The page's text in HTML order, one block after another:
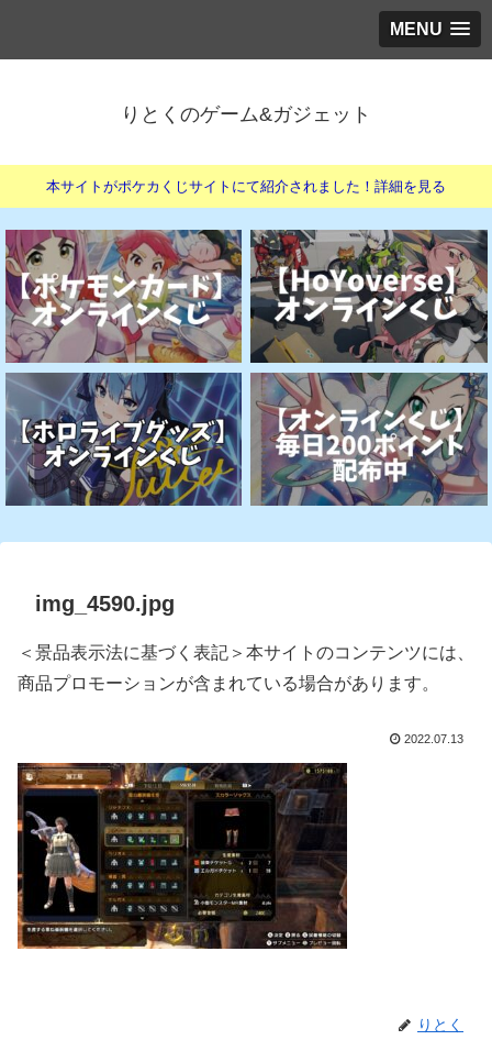
MENU
りとくのゲーム&ガジェット
本サイトがポケカくじサイトにて紹介されました！詳細を見る
img_4590.jpg
＜景品表示法に基づく表記＞本サイトのコンテンツには、
商品プロモーションが含まれている場合があります。
2022.07.13
りとく